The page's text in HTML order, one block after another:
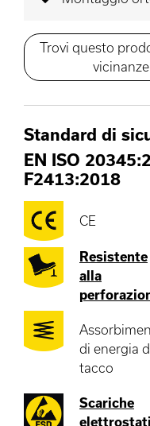
Trovi questo
vicinanze
Standard di
EN ISO
F2413:2018
CE
Resistente
alla
di energia
tacco
Scariche